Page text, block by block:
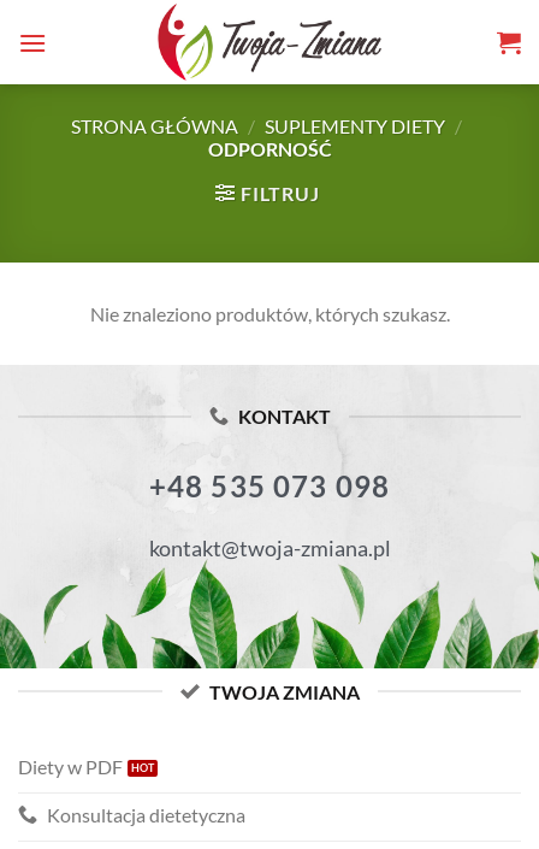
TWOJA-
ZMIANA.PL
STRONA GŁÓWNA / SUPLEMENTY DIETY /
ODPORNOŚĆ
FILTRUJ
Nie znaleziono produktów, których szukasz.
KONTAKT
+48 535 073 098
kontakt@twoja-zmiana.pl
TWOJA ZMIANA
Diety w PDF
Konsultacja dietetyczna